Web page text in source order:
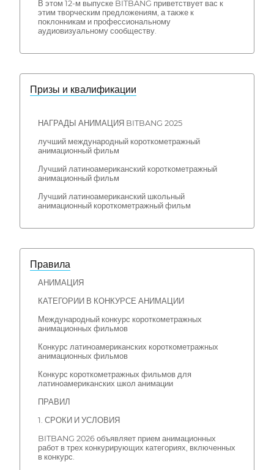
В этом 12-м выпуске BITBANG приветствует вас к
этим творческим предложениям, а также к
поклонникам и профессиональному
аудиовизуальному сообществу.
Призы и квалификации
НАГРАДЫ АНИМАЦИЯ BITBANG 2025
лучший международный короткометражный
анимационный фильм
Лучший латиноамериканский короткометражный
анимационный фильм
Лучший латиноамериканский школьный
анимационный короткометражный фильм
Правила
АНИМАЦИЯ
КАТЕГОРИИ В КОНКУРСЕ АНИМАЦИИ
Международный конкурс короткометражных
анимационных фильмов
Конкурс латиноамериканских короткометражных
анимационных фильмов
Конкурс короткометражных фильмов для
латиноамериканских школ анимации
ПРАВИЛ
1. СРОКИ И УСЛОВИЯ
BITBANG 2026 объявляет прием анимационных
работ в трех конкурирующих категориях, включенных
в конкурс.